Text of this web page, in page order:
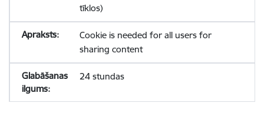
tīklos)
Cookie is needed for all users for
sharing content
24 stundas